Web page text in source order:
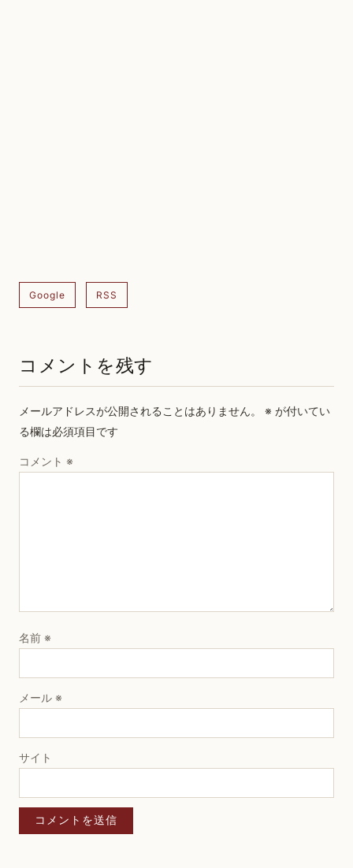
Google RSS
コメントを残す
メールアドレスが公開されることはありません。 ※ が付いてい
る欄は必須項目です
コメント ※
名前 ※
メール ※
サイト